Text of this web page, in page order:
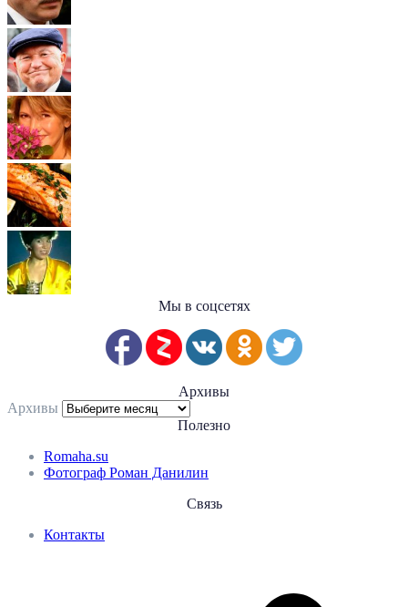
Мы в соцсетях
Архивы
Архивы
Полезно
Romaha.su
Фотограф Роман Данилин
Связь
Контакты